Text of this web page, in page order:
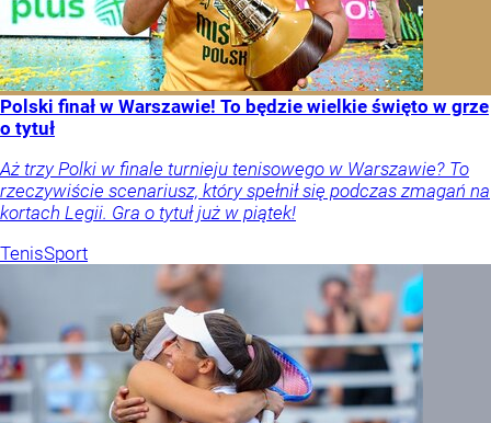
Polski finał w Warszawie! To będzie wielkie święto w grze
o tytuł
Aż trzy Polki w finale turnieju tenisowego w Warszawie? To
rzeczywiście scenariusz, który spełnił się podczas zmagań na
kortach Legii. Gra o tytuł już w piątek!
TenisSport